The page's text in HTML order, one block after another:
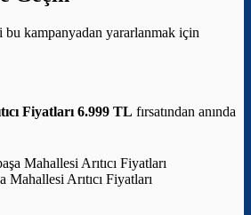
bu kampanyadan yararlanmak için
Fiyatları 6.999 TL fırsatından anında
Mahallesi Arıtıcı Fiyatları